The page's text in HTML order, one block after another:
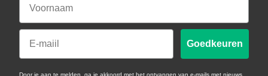
Email
Goedkeuren
Door je aan te melden, ga je akkoord met het ontvangen van e-mails met nieuws,